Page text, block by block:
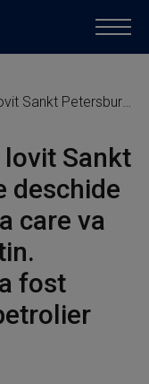
vorbi şi Vladimir Putin. Zelenski anunţă că a fost atacat un terminal petrolier
lovit Sankt
deschide
care va
fost